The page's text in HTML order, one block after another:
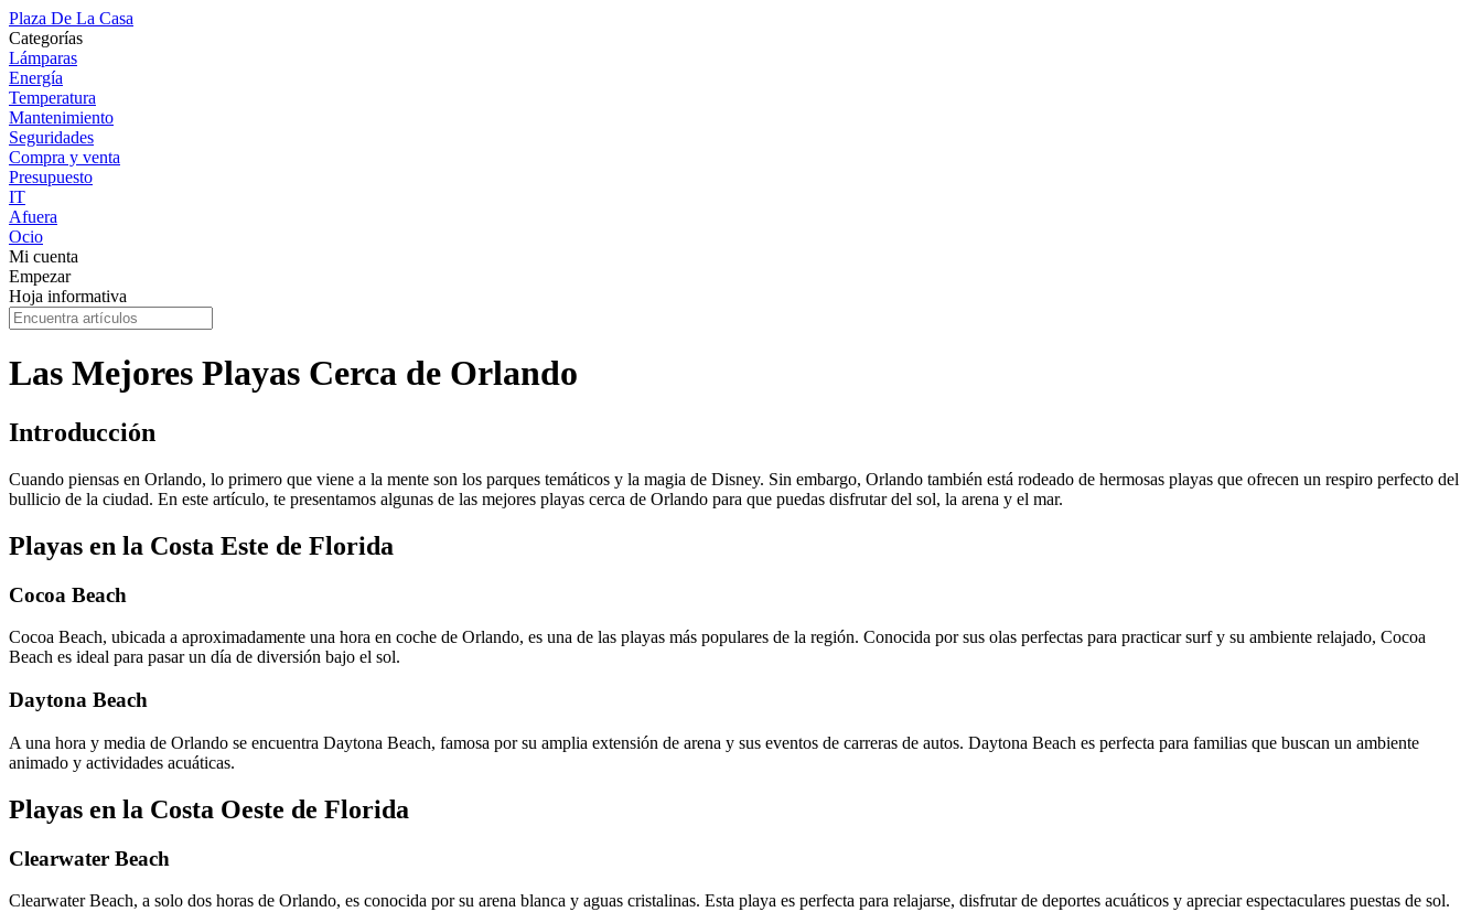
Plaza De La Casa
Categorías
Lámparas
Energía
Temperatura
Mantenimiento
Seguridades
Compra y venta
Presupuesto
IT
Afuera
Ocio
Mi cuenta
Empezar
Hoja informativa
Las Mejores Playas Cerca de Orlando
Introducción
Cuando piensas en Orlando, lo primero que viene a la mente son los parques temáticos y la magia de Disney. Sin embargo, Orlando también está rodeado de hermosas playas que ofrecen un respiro perfecto del
bullicio de la ciudad. En este artículo, te presentamos algunas de las mejores playas cerca de Orlando para que puedas disfrutar del sol, la arena y el mar.
Playas en la Costa Este de Florida
Cocoa Beach
Cocoa Beach, ubicada a aproximadamente una hora en coche de Orlando, es una de las playas más populares de la región. Conocida por sus olas perfectas para practicar surf y su ambiente relajado, Cocoa
Beach es ideal para pasar un día de diversión bajo el sol.
Daytona Beach
A una hora y media de Orlando se encuentra Daytona Beach, famosa por su amplia extensión de arena y sus eventos de carreras de autos. Daytona Beach es perfecta para familias que buscan un ambiente
animado y actividades acuáticas.
Playas en la Costa Oeste de Florida
Clearwater Beach
Clearwater Beach, a solo dos horas de Orlando, es conocida por su arena blanca y aguas cristalinas. Esta playa es perfecta para relajarse, disfrutar de deportes acuáticos y apreciar espectaculares puestas de sol.